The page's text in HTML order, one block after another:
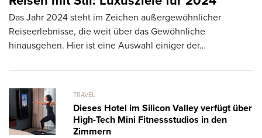
Das Jahr 2024 steht im Zeichen außergewöhnlicher
Reiseerlebnisse, die weit über das Gewöhnliche
hinausgehen. Hier ist eine Auswahl einiger der…
TRAVEL
Dieses Hotel im Silicon Valley verfügt über
High-Tech Mini Fitnessstudios in den
Zimmern